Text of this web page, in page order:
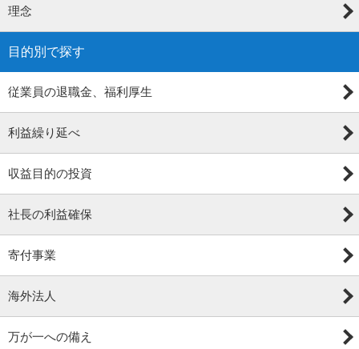
理念
目的別で探す
従業員の退職金、福利厚生
利益繰り延べ
収益目的の投資
社長の利益確保
寄付事業
海外法人
万が一への備え